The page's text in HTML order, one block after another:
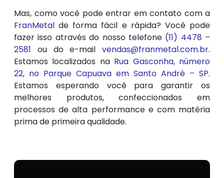
Mas, como você pode entrar em contato com a
FranMetal de forma fácil e rápida? Você pode
fazer isso através do nosso telefone (11) 4478 –
2581 ou do e-mail vendas@franmetal.com.br.
Estamos localizados na Rua Gasconha, número
22, no Parque Capuava em Santo André – SP.
Estamos esperando você para garantir os
melhores produtos, confeccionados em
processos de alta performance e com matéria
prima de primeira qualidade.